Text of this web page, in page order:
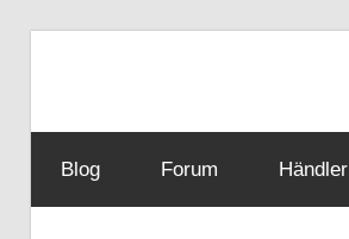
Guzzisti
–
Blog Forum Händler